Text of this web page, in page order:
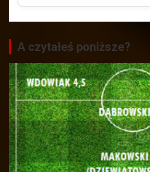
A czytałeś poniższe?